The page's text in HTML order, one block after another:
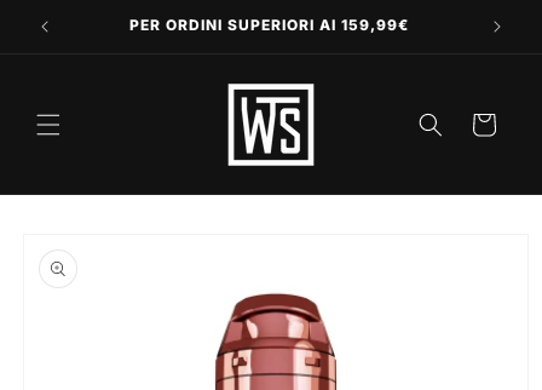
direttamentePER ORDINI SUPERIORI AI 159,99€
Carrello
informazioni
sul prodotto